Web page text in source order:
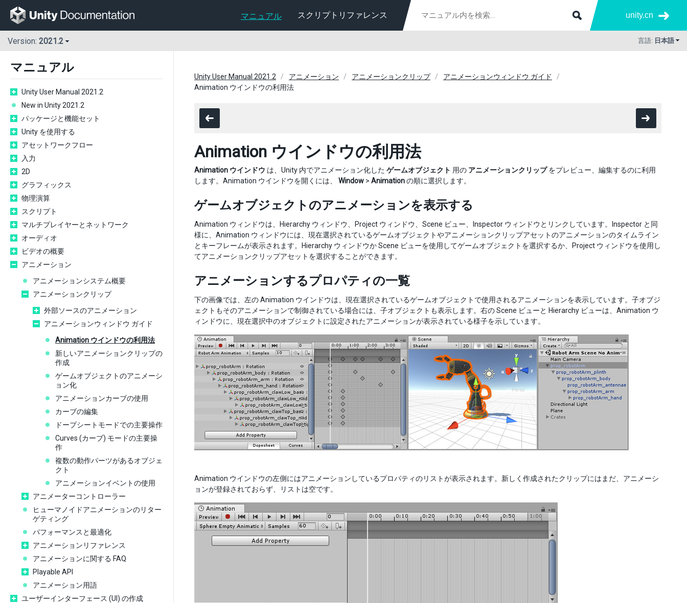
マニュアル スクリプトリファレンス unity.cn
Version: 2021.2 言語: 日本語
マニュアル
Unity User Manual 2021.2
New in Unity 2021.2
パッケージと機能セット
Unity を使用する
アセットワークフロー
入力
2D
グラフィックス
物理演算
スクリプト
マルチプレイヤーとネットワーク
オーディオ
ビデオの概要
アニメーション
アニメーションシステム概要
アニメーションクリップ
外部ソースのアニメーション
アニメーションウィンドウ ガイド
Animation ウインドウの利用法
新しいアニメーションクリップの
作成
ゲームオブジェクトのアニメーシ
ョン化
アニメーションカーブの使用
カーブの編集
ドープシートモードでの主要操作
Curves (カーブ) モードの主要操
作
複数の動作パーツがあるオブジェ
クト
アニメーションイベントの使用
アニメーターコントローラー
ヒューマノイドアニメーションのリター
ゲティング
パフォーマンスと最適化
アニメーションリファレンス
アニメーションに関する FAQ
Playable API
アニメーション用語
ユーザーインターフェース (UI) の作成
Unity User Manual 2021.2 アニメーション アニメーションクリップ
アニメーションウィンドウ ガイド
Animation ウインドウの利用法
Animation ウインドウの利用法
Animation ウインドウ は、Unity 内でアニメーション化した ゲームオブジェクト 用の アニメーションクリップをプレビュー、編集するのに利用
します。Animation ウインドウを開くには、 Window > Animationの順に選択します。
ゲームオブジェクトのアニメーションを表示する
Animation ウィンドウは、Hierarchy ウィンドウ、Project ウィンドウ、Scene ビュー、Inspector ウィンドウとリンクしています。Inspector と同
様に、Animation ウィンドウには、現在選択されているゲームオブジェクトやアニメーションクリップアセットのアニメーションのタイムライン
とキーフレームが表示されます。Hierarchy ウィンドウか Scene ビューを使用してゲームオブジェクトを選択するか、Project ウィンドウを使用し
てアニメーションクリップアセットを選択することができます。
アニメーションするプロパティの一覧
下の画像では、左の Animation ウインドウは、現在選択されているゲームオブジェクトで使用されるアニメーションを表示しています。子オブジ
ェクトもそのアニメーションで制御されている場合には、子オブジェクトも表示します。右の Scene ビューと Hierarchy ビューは、Animation ウ
ィンドウに、現在選択中のオブジェクトに設定されたアニメーションが表示されている様子を示しています。
Animation ウインドウの左側にはアニメーションしているプロパティのリストが表示されます。新しく作成されたクリップにはまだ、アニメーシ
ョンが登録されておらず、リストは空です。